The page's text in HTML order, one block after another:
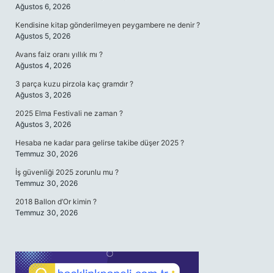
Ağustos 6, 2026
Kendisine kitap gönderilmeyen peygambere ne denir ?
Ağustos 5, 2026
Avans faiz oranı yıllık mı ?
Ağustos 4, 2026
3 parça kuzu pirzola kaç gramdır ?
Ağustos 3, 2026
2025 Elma Festivali ne zaman ?
Ağustos 3, 2026
Hesaba ne kadar para gelirse takibe düşer 2025 ?
Temmuz 30, 2026
İş güvenliği 2025 zorunlu mu ?
Temmuz 30, 2026
2018 Ballon d’Or kimin ?
Temmuz 30, 2026